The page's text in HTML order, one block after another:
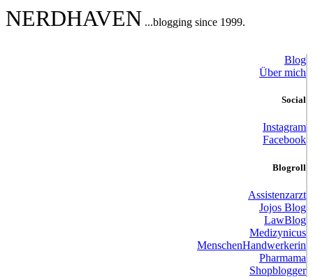
NERDHAVEN ...blogging since 1999.
Blog
Über mich
Social
Instagram
Facebook
Blogroll
Assistenzarzt
Jojos Blog
LawBlog
Medizynicus
MenschenHandwerkerin
Pharmama
Shopblogger